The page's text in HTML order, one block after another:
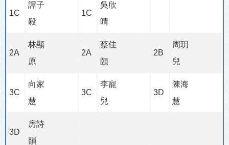
1C
譚子
毅
1C
吳欣
晴
2A
林顯
原
2A
蔡佳
頤
2B
周玥
兒
3C
向家
慧
3C
李寵
兒
3D
陳海
慧
3D
房詩
韻